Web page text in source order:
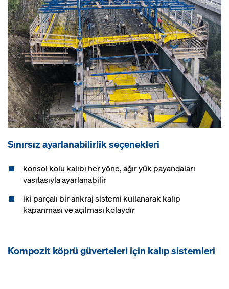
Sınırsız ayarlanabilirlik seçenekleri
konsol kolu kalıbı her yöne, ağır yük payandaları
vasıtasıyla ayarlanabilir
iki parçalı bir ankraj sistemi kullanarak kalıp
kapanması ve açılması kolaydır
Kompozit köprü güverteleri için kalıp sistemleri